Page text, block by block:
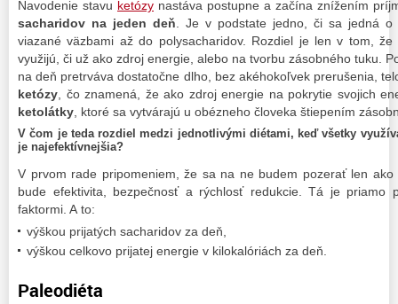
Navodenie stavu ketózy nastáva postupne a začína znížením
sacharidov na jeden deň . Je v podstate jedno, či sa jedná o
viazané väzbami až do polysacharidov. Rozdiel je len v tom,
využijú, či už ako zdroj energie, alebo na tvorbu zásobného tuku.
na deň pretrváva dostatočne dlho, bez akéhokoľvek prerušenia,
ketózy , čo znamená, že ako zdroj energie na pokrytie svojich
ketolátky , ktoré sa vytvárajú u obézneho človeka štiepením
V čom je teda rozdiel medzi jednotlivými diétami, keď všetky
je najefektívnejšia?
V prvom rade pripomeniem, že sa na ne budem pozerať len
bude efektivita, bezpečnosť a rýchlosť redukcie. Tá je priamo
faktormi. A to:
výškou prijatých sacharidov za deň,
výškou celkovo prijatej energie v kilokalóriách za deň.
Paleodiéta